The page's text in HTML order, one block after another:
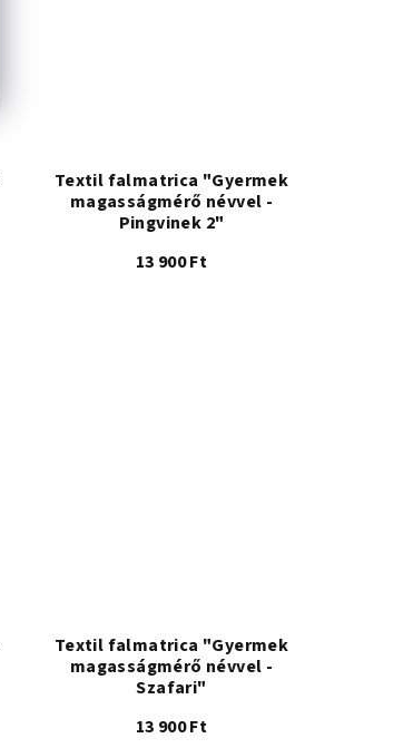
Textil falmatrica "Gyermek
magasságmérő névvel -
Pingvinek 2"
13 900 Ft
Textil falmatrica "Gyermek
magasságmérő névvel -
Szafari"
13 900 Ft